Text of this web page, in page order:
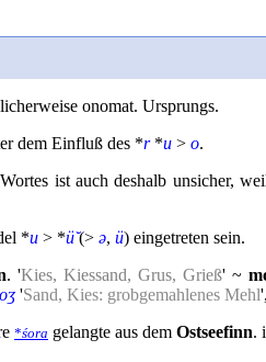
onomat. Ursprungs.
dem Einfluß des *r*u > o.
ist auch deshalb unsicher,
*u > *ü̆(> ə, ü) eingetreten sein.
. 'Kies, Kiessand, Grus, Grieß' ~
'Sand, Kies: grobgemahlenes Mehl',
*śora gelangte aus dem Ostseefinn.